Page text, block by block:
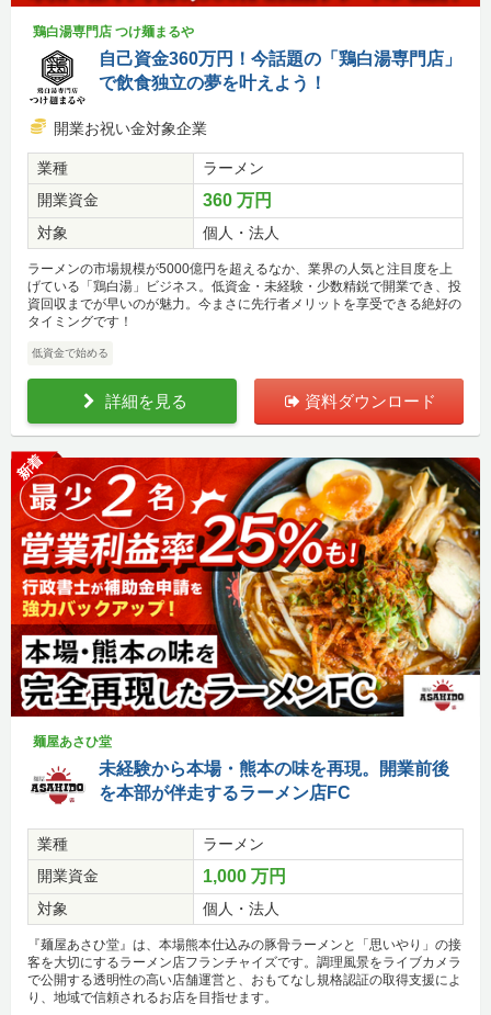
鶏白湯専門店 つけ麺まるや
自己資金360万円！今話題の「鶏白湯専門店」
で飲食独立の夢を叶えよう！
開業お祝い金対象企業
業種
ラーメン
開業資金
360 万円
対象 個人・法人
ラーメンの市場規模が5000億円を超えるなか、業界の人気と注目度を上
げている「鶏白湯」ビジネス。低資金・未経験・少数精鋭で開業でき、投
資回収までが早いのが魅力。今まさに先行者メリットを享受できる絶好の
タイミングです！
低資金で始める
詳細を見る 資料ダウンロード
新着
麺屋あさひ堂
未経験から本場・熊本の味を再現。開業前後
を本部が伴走するラーメン店FC
業種
ラーメン
開業資金
1,000 万円
対象 個人・法人
『麺屋あさひ堂』は、本場熊本仕込みの豚骨ラーメンと「思いやり」の接
客を大切にするラーメン店フランチャイズです。調理風景をライブカメラ
で公開する透明性の高い店舗運営と、おもてなし規格認証の取得支援によ
り、地域で信頼されるお店を目指せます。